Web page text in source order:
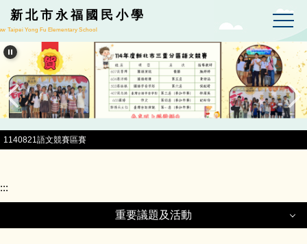
跳到主要內容區
新北市永福國民小學
Taipei Yong Fu Elementary School
1140821語文競賽區賽
:::
重要議題及活動